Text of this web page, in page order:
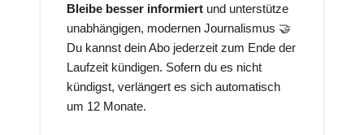
Bleibe besser informiert und unterstütze
unabhängigen, modernen Journalismus 🤝
Du kannst dein Abo jederzeit zum Ende der
Laufzeit kündigen. Sofern du es nicht
kündigst, verlängert es sich automatisch
um 12 Monate.